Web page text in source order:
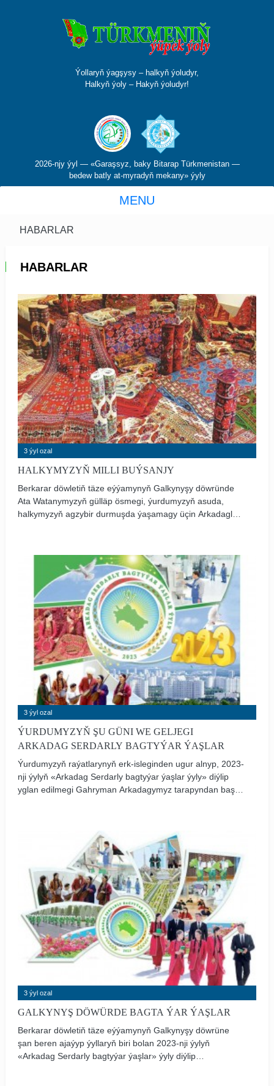
Ýollaryň ýagşysy – halkyň ýoludyr,
Halkyň ýoly – Hakyň ýoludyr!
2026-njy ýyl — «Garaşsyz, baky Bitarap Türkmenistan —
bedew batly at-myradyň mekany» ýyly
MENU
HABARLAR
HABARLAR
3 ýyl ozal
HALKYMYZYŇ MILLI BUÝSANJY
Berkarar döwletiň täze eýýamynyň Galkynyşy döwründe
Ata Watanymyzyň gülläp ösmegi, ýurdumyzyň asuda,
halkymyzyň agzybir durmuşda ýaşamagy üçin Arkadagly
barasyndaky alyp barýan taýsyz tagallalary bizi diýseň
buýsandyrýar.
3 ýyl ozal
ÝURDUMYZYŇ ŞU GÜNI WE GELJEGI
ARKADAG SERDARLY BAGTYÝAR ÝAŞLAR
Ýurdumyzyň raýatlarynyň erk-isleginden ugur alnyp, 2023-
nji ýylyň «Arkadag Serdarly bagtyýar ýaşlar ýyly» diýlip
yglan edilmegi Gahryman Arkadagymyz tarapyndan başy
öňegidişliklere, has belent sepgitlere ýol açdy.
3 ýyl ozal
GALKYNYŞ DÖWÜRDE BAGTA ÝAR ÝAŞLAR
Berkarar döwletiň täze eýýamynyň Galkynyşy döwrüne
şan beren ajaýyp ýyllaryň biri bolan 2023-nji ýylyň
«Arkadag Serdarly bagtyýar ýaşlar» ýyly diýlip